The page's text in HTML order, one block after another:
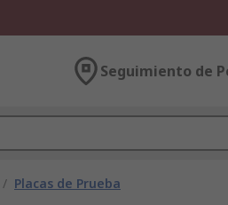
Seguimiento de
/ Placas de Prueba